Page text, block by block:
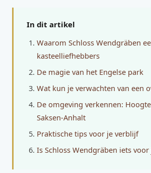
In dit artikel
Waarom Schloss Wendgräben
kasteelliefhebbers
De magie van het Engelse park
Wat kun je verwachten van een
De omgeving verkennen:
Saksen-Anhalt
Praktische tips voor je verblijf
Is Schloss Wendgräben iets voor